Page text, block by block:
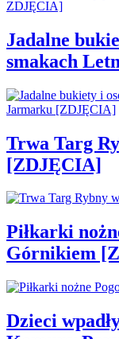
Jadalne
smakach
Trwa Targ
[ZDJĘCIA]
Piłkarki
Górnikiem
Dzieci